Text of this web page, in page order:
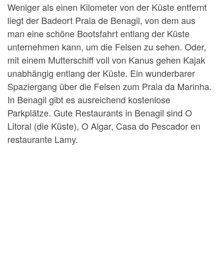
Weniger als einen Kilometer von der Küste entfernt
liegt der Badeort Praia de Benagil, von dem aus
man eine schöne Bootsfahrt entlang der Küste
unternehmen kann, um die Felsen zu sehen. Oder,
mit einem Mutterschiff voll von Kanus gehen Kajak
unabhängig entlang der Küste. Ein wunderbarer
Spaziergang über die Felsen zum Praia da Marinha.
In Benagil gibt es ausreichend kostenlose
Parkplätze. Gute Restaurants in Benagil sind O
Litoral (die Küste), O Algar, Casa do Pescador en
restaurante Lamy.